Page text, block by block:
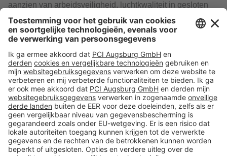
aanzien van arbeidsveiligheid, luchtkwaliteit in gesloten
Download
Volg ons op:
Producten
Toolbox